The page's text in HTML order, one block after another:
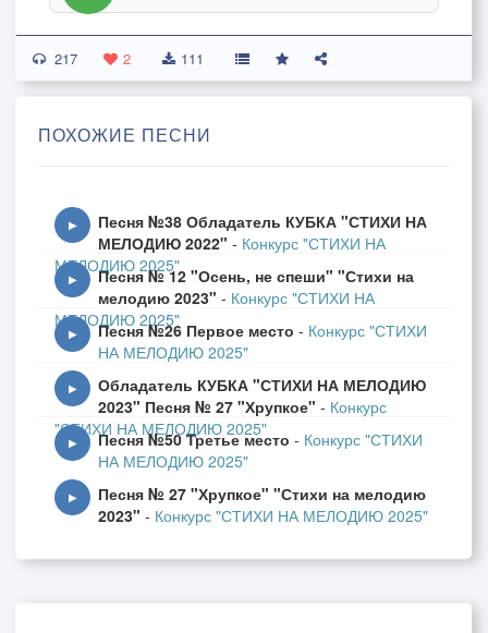
217 2 111
ПОХОЖИЕ ПЕСНИ
▶
Песня №38 Обладатель КУБКА "СТИХИ НА
МЕЛОДИЮ 2022" - Конкурс "СТИХИ НА
МЕЛОДИЮ 2025"
▶
Песня № 12 "Осень, не спеши" "Стихи на
мелодию 2023" - Конкурс "СТИХИ НА
МЕЛОДИЮ 2025"
▶ Песня №26 Первое место - Конкурс "СТИХИ
НА МЕЛОДИЮ 2025"
▶
Обладатель КУБКА "СТИХИ НА МЕЛОДИЮ
2023" Песня № 27 "Хрупкое" - Конкурс
"СТИХИ НА МЕЛОДИЮ 2025"
▶ Песня №50 Третье место - Конкурс "СТИХИ
НА МЕЛОДИЮ 2025"
▶
Песня № 27 "Хрупкое" "Стихи на мелодию
2023" - Конкурс "СТИХИ НА МЕЛОДИЮ 2025"